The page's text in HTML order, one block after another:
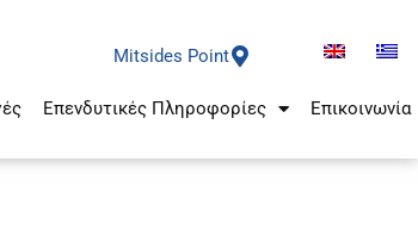
Mitsides Point
Επενδυτικές Πληροφορίες Επικοινωνία